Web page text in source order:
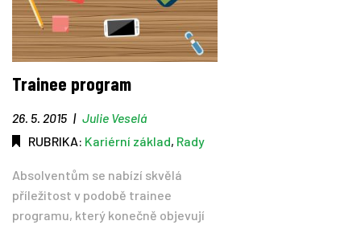
Trainee program
26. 5. 2015 | Julie Veselá
RUBRIKA: Kariérní základ, Rady
Absolventům se nabízí skvělá
příležitost v podobě trainee
programu, který konečně objevují